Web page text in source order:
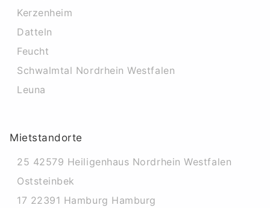
Kerzenheim
Datteln
Feucht
Schwalmtal Nordrhein Westfalen
Leuna
Mietstandorte
25 42579 Heiligenhaus Nordrhein Westfalen
Oststeinbek
17 22391 Hamburg Hamburg